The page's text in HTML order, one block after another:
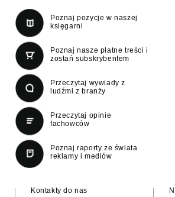
Poznaj pozycje w naszej
księgarni
Poznaj nasze płatne treści i
zostań subskrybentem
Przeczytaj wywiady z
ludźmi z branży
Przeczytaj opinie
fachowców
Poznaj raporty ze świata
reklamy i mediów
Kontakty do nas